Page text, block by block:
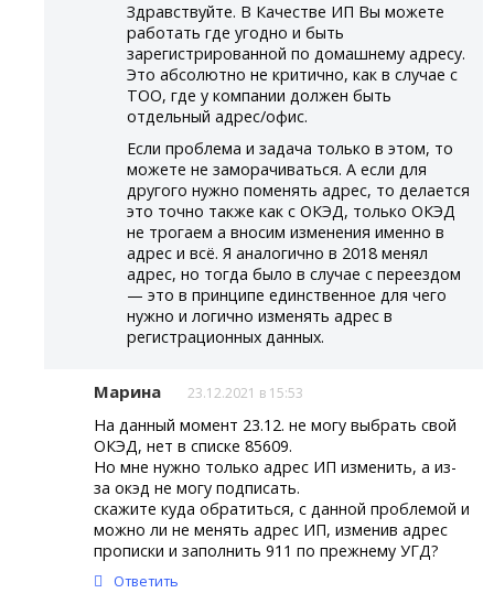
Здравствуйте. В Качестве ИП Вы можете
работать где угодно и быть
зарегистрированной по домашнему адресу.
Это абсолютно не критично, как в случае с
ТОО, где у компании должен быть
отдельный адрес/офис.
Если проблема и задача только в этом, то
можете не заморачиваться. А если для
другого нужно поменять адрес, то делается
это точно также как с ОКЭД, только ОКЭД
не трогаем а вносим изменения именно в
адрес и всё. Я аналогично в 2018 менял
адрес, но тогда было в случае с переездом
— это в принципе единственное для чего
нужно и логично изменять адрес в
регистрационных данных.
Марина 23.12.2021 в 15:53
На данный момент 23.12. не могу выбрать свой
ОКЭД, нет в списке 85609.
Но мне нужно только адрес ИП изменить, а из-
за окэд не могу подписать.
скажите куда обратиться, с данной проблемой и
можно ли не менять адрес ИП, изменив адрес
прописки и заполнить 911 по прежнему УГД?
Ответить